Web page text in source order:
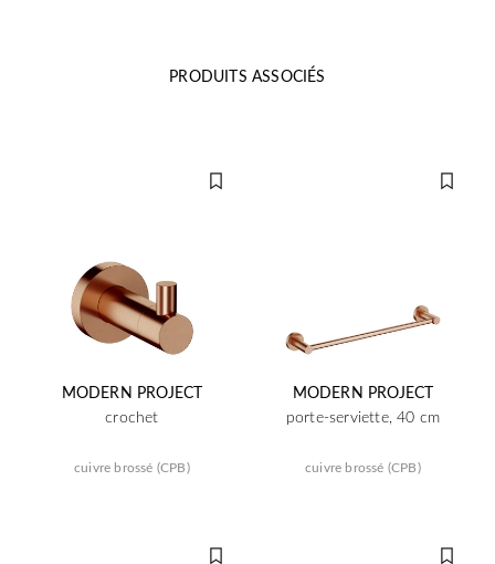
PRODUITS ASSOCIÉS
MODERN PROJECT
crochet
cuivre brossé (CPB)
MODERN PROJECT
porte-serviette, 40 cm
cuivre brossé (CPB)